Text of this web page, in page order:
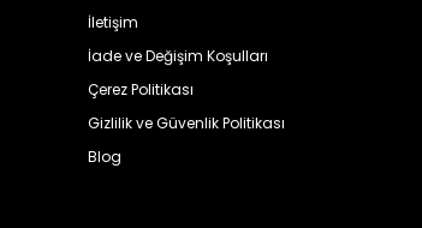
İletişim
İade ve Değişim Koşulları
Çerez Politikası
Gizlilik ve Güvenlik Politikası
Blog